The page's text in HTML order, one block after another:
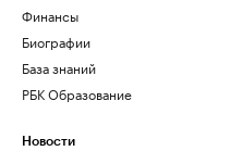
Финансы
Биографии
База знаний
РБК Образование
Новости